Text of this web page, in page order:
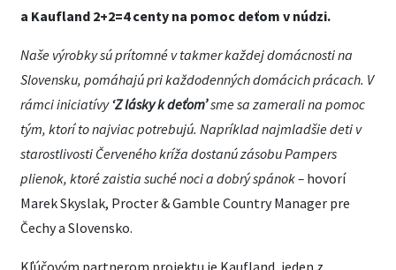
a Kaufland 2+2=4 centy na pomoc deťom v núdzi.
Naše výrobky sú prítomné v takmer každej domácnosti na
Slovensku, pomáhajú pri každodenných domácich prácach. V
rámci iniciatívy‘Z lásky k deťom’sme sa zamerali na pomoc
tým, ktorí to najviac potrebujú. Napríklad najmladšie deti v
starostlivosti Červeného kríža dostanú zásobu Pampers
plienok, ktoré zaistia suché noci a dobrý spánok – hovorí
Marek Skyslak, Procter & Gamble Country Manager pre
Čechy a Slovensko.
Kľúčovým partnerom projektu je Kaufland, jeden z